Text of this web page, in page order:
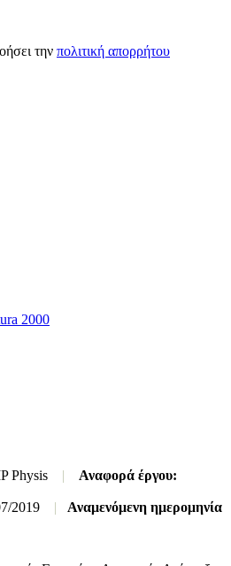
την πολιτική απορρήτου
2000
Physis |
Αναφορά έργου:
2019 |
Αναμενόμενη ημερομηνία